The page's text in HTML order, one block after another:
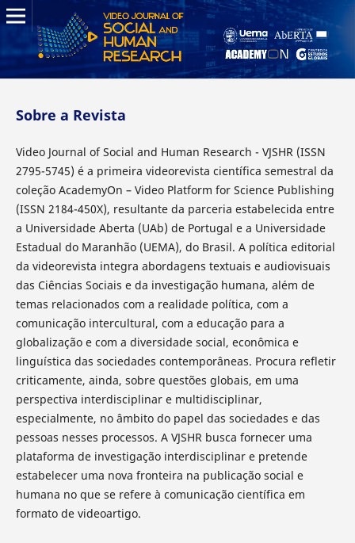
Sobre a Revista
Video Journal of Social and Human Research - VJSHR (ISSN
2795-5745) é a primeira videorevista científica semestral da
coleção AcademyOn – Video Platform for Science Publishing
(ISSN 2184-450X), resultante da parceria estabelecida entre
a Universidade Aberta (UAb) de Portugal e a Universidade
Estadual do Maranhão (UEMA), do Brasil. A política editorial
da videorevista integra abordagens textuais e audiovisuais
das Ciências Sociais e da investigação humana, além de
temas relacionados com a realidade política, com a
comunicação intercultural, com a educação para a
globalização e com a diversidade social, econômica e
linguística das sociedades contemporâneas. Procura refletir
criticamente, ainda, sobre questões globais, em uma
perspectiva interdisciplinar e multidisciplinar,
especialmente, no âmbito do papel das sociedades e das
pessoas nesses processos. A VJSHR busca fornecer uma
plataforma de investigação interdisciplinar e pretende
estabelecer uma nova fronteira na publicação social e
humana no que se refere à comunicação científica em
formato de videoartigo.